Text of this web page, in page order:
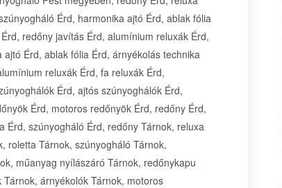
Érd, harmonika ajtó Érd, ablak fólia
redőny javítás Érd, alumínium reluxák Érd,
Érd, ablak fólia Érd, árnyékolás technika
reluxák Érd, fa reluxák Érd,
Érd, ajtós szúnyoghálók Érd,
Érd, motoros redőnyök Érd, redőny Érd,
Érd, szúnyogháló Érd, redőny Tárnok, reluxa
roletta Tárnok, szúnyogháló Tárnok,
műanyag nyílászáró Tárnok, redőnykapu
árnyékolók Tárnok, motoros